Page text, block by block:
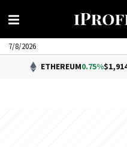
7/8/2026
0.75%$1,914.05